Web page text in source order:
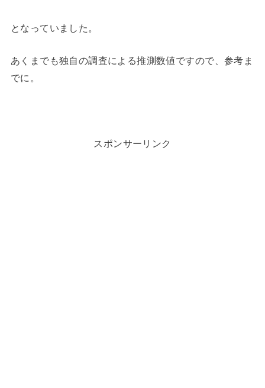
となっていました。
あくまでも独自の調査による推測数値ですので、参考ま
でに。
スポンサーリンク